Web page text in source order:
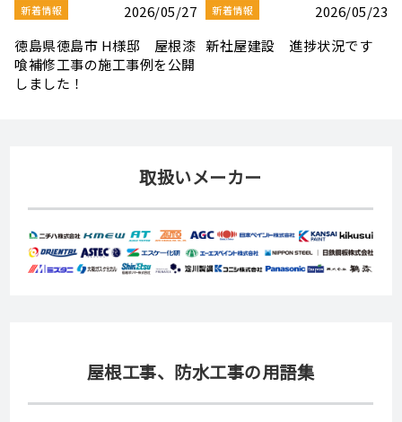
新着情報
2026/08/03
夏季休業のお知らせ
新着情報
2026/07/30
【社屋移転のお知らせ】
取扱いメーカー
屋根工事、防水工事の用語集